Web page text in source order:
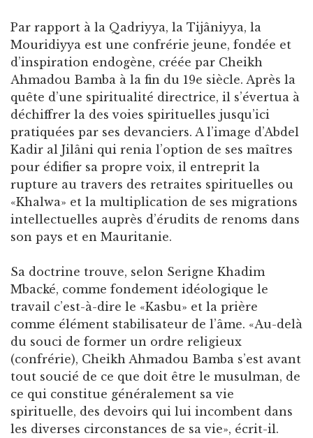
Par rapport à la Qadriyya, la Tijâniyya, la
Mouridiyya est une confrérie jeune, fondée et
d’inspiration endogène, créée par Cheikh
Ahmadou Bamba à la fin du 19e siècle. Après la
quête d’une spiritualité directrice, il s’évertua à
déchiffrer la des voies spirituelles jusqu’ici
pratiquées par ses devanciers. A l’image d’Abdel
Kadir al Jilâni qui renia l’option de ses maîtres
pour édifier sa propre voix, il entreprit la
rupture au travers des retraites spirituelles ou
«Khalwa» et la multiplication de ses migrations
intellectuelles auprès d’érudits de renoms dans
son pays et en Mauritanie.
Sa doctrine trouve, selon Serigne Khadim
Mbacké, comme fondement idéologique le
travail c’est-à-dire le «Kasbu» et la prière
comme élément stabilisateur de l’âme. «Au-delà
du souci de former un ordre religieux
(confrérie), Cheikh Ahmadou Bamba s’est avant
tout soucié de ce que doit être le musulman, de
ce qui constitue généralement sa vie
spirituelle, des devoirs qui lui incombent dans
les diverses circonstances de sa vie», écrit-il.